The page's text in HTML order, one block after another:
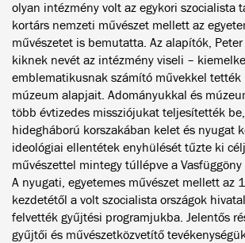
olyan intézmény volt az egykori szocialista
kortárs nemzeti művészet mellett az
művészetet is bemutatta. Az alapítók,
kiknek nevét az intézmény viseli –
emblematikusnak számító művekkel tették
múzeum alapjait. Adományukkal és
több évtizedes missziójukat teljesítették
hidegháború korszakában kelet és nyugat
ideológiai ellentétek enyhülését tűzte ki
művészettel mintegy túllépve a
A nyugati, egyetemes művészet mellett az
kezdetétől a volt szocialista országok
felvették gyűjtési programjukba. Jelentős
gyűjtői és művészetközvetítő